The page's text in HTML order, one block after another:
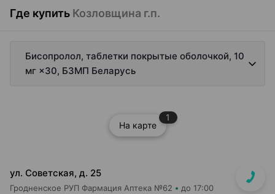
Где купить Козловщина г.п.
Бисопролол, таблетки покрытые оболочкой, 10
мг ×30, БЗМП Беларусь
На карте
1
ул. Советская, д. 25
Гродненское РУП Фармация Аптека №62 до 17:00